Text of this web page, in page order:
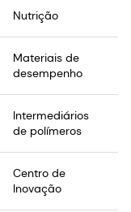
Nutrição
Materiais de
desempenho
Intermediários
de polímeros
Centro de
Inovação